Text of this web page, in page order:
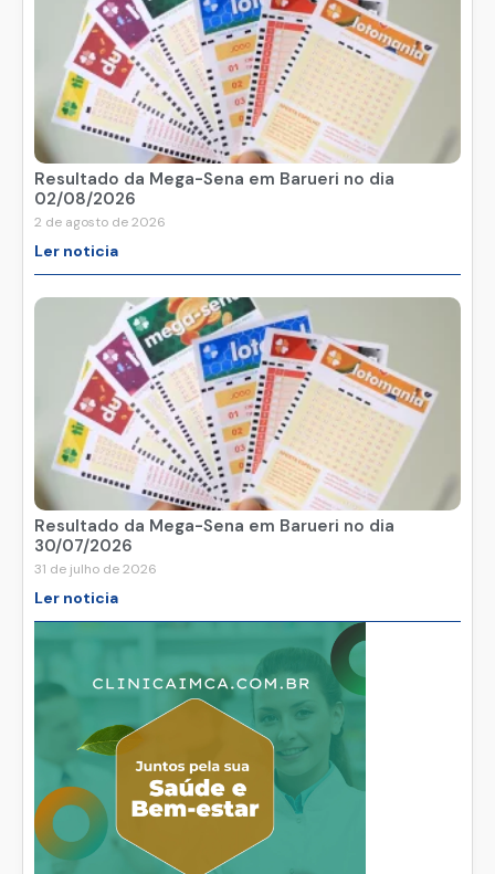
Resultado da Mega-Sena em Barueri no dia
02/08/2026
2 de agosto de 2026
Ler noticia
Resultado da Mega-Sena em Barueri no dia
30/07/2026
31 de julho de 2026
Ler noticia